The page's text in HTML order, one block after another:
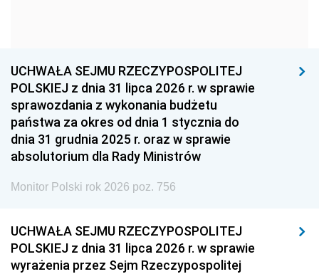
1939 1938 1937
1936 1930
UCHWAŁA SEJMU RZECZYPOSPOLITEJ
POLSKIEJ z dnia 31 lipca 2026 r. w sprawie
sprawozdania z wykonania budżetu
państwa za okres od dnia 1 stycznia do
dnia 31 grudnia 2025 r. oraz w sprawie
absolutorium dla Rady Ministrów
Monitor Polski rok 2026 poz. 756
UCHWAŁA SEJMU RZECZYPOSPOLITEJ
POLSKIEJ z dnia 31 lipca 2026 r. w sprawie
wyrażenia przez Sejm Rzeczypospolitej